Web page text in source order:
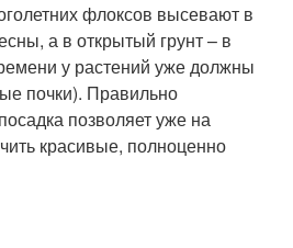
Зимостойкие сорта
флоксов высевают в
а в открытый грунт – в
у растений уже должны
почки). Правильно
позволяет уже на
красивые, полноценно